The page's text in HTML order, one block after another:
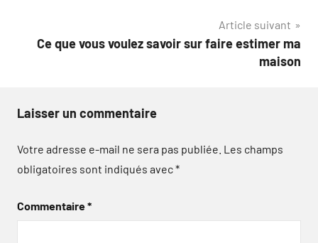
Article suivant
Ce que vous voulez savoir sur faire estimer ma
maison
Laisser un commentaire
Votre adresse e-mail ne sera pas publiée. Les champs
obligatoires sont indiqués avec*
Commentaire*